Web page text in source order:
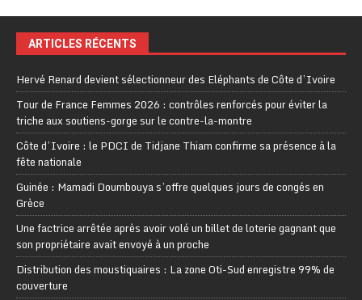
ARTICLES RÉCENTS
Hervé Renard devient sélectionneur des Eléphants de Côte d’Ivoire
Tour de France Femmes 2026 : contrôles renforcés pour éviter la
triche aux soutiens-gorge sur le contre-la-montre
Côte d’Ivoire : le PDCI de Tidjane Thiam confirme sa présence à la
fête nationale
Guinée : Mamadi Doumbouya s’offre quelques jours de congés en
Grèce
Une factrice arrêtée après avoir volé un billet de loterie gagnant que
son propriétaire avait envoyé à un proche
Distribution des moustiquaires : La zone Oti-Sud enregistre 99% de
couverture